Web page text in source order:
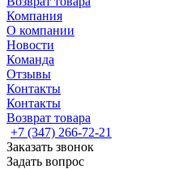
Компания
О компании
Новости
Команда
Отзывы
Контакты
Контакты
Возврат товара
+7 (347) 266-72-21
Заказать звонок
Задать вопрос